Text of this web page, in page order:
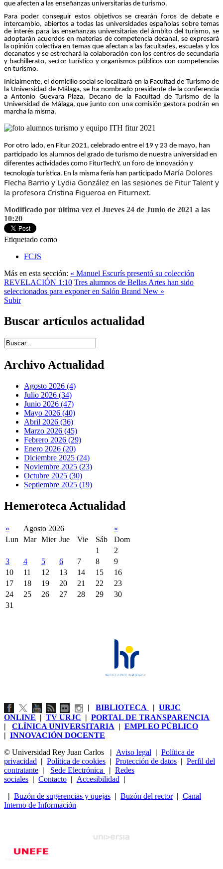
que afecten a las enseñanzas universitarias de turismo.
Para poder conseguir estos objetivos se crearán foros de debate e
intercambio, abiertos a todas las universidades españolas sobre temas
de interés para las enseñanzas universitarias del ámbito del turismo, se
adoptarán acuerdos en materias de competencia decanal, se expresará
la opinión colectiva en temas que afectan a las facultades, escuelas y los
decanatos y se estrechará la colaboración con los centros de secundaria
y bachillerato, sector turístico y organismos públicos con competencias
en turismo.
Inicialmente, el domicilio social se localizará en la Facultad de Turismo de
la Universidad de Málaga, se ha nombrado presidente de la conferencia
a Antonio Guevara Plaza, Decano de la Facultad de Turismo de la
Universidad de Málaga, que junto con una comisión gestora podrán en
marcha la misma.
Por otro lado, en Fitur 2021, celebrado entre el 19 y 23 de mayo, han
participado los alumnos del grado de turismo de nuestra universidad en
diferentes actividades como FiturTechY, un foro de innovación y
tecnología turística. En la misma fería han participado María Dolores
Flecha Barrio y Lydia González en las sesiones de Fitur Talent y
la profesora Cristina Figueroa en Fiturnext.
Modificado por última vez el Jueves 24 de Junio de 2021 a las
10:20
Etiquetado como
FCJS
Más en esta sección: « Manuel Escurís presentó su colección
REVELACIÓN 1:10 Tres alumnos de Bellas Artes han sido
seleccionados para exponer en Salón Brand New »
Subir
Buscar artículos actualidad
Introduce términos de búsqueda
Archivo Actualidad
Agosto 2026 (4)
Julio 2026 (34)
Junio 2026 (47)
Mayo 2026 (40)
Abril 2026 (36)
Marzo 2026 (45)
Febrero 2026 (29)
Enero 2026 (20)
Diciembre 2025 (24)
Noviembre 2025 (23)
Octubre 2025 (30)
Septiembre 2025 (19)
Hemeroteca Actualidad
« Agosto 2026
»
Lun
Mar Mier Jue Vie Sáb
Dom
1
2
3
4 5 6 7 8
9
10
11 12 13 14 15
16
17
18 19 20 21 22
23
24
25 26 27 28 29
30
31
| BIBLIOTECA | URJC
ONLINE | TV URJC | PORTAL DE TRANSPARENCIA
| CLÍNICA UNIVERSITARIA | EMPLEO PÚBLICO
| INNOVACIÓN DOCENTE
© Universidad Rey Juan Carlos
| Aviso legal | Política de
privacidad | Política de cookies | Protección de datos | Perfil del
contratante | Sede Electrónica | Redes
sociales | Contacto | Accesibilidad |
| Buzón de sugerencias y quejas | Buzón del rector| Canal
Interno de Información